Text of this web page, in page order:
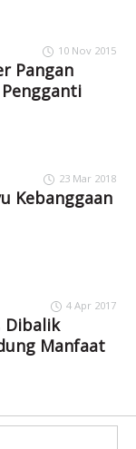
10 Nov 2015
Pangan
23 Mar 2018
Kebanggaan
4 Apr 2017
Dibalik
Manfaat